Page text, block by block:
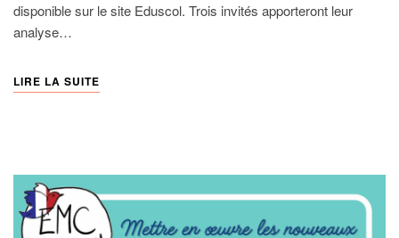
disponible sur le site Eduscol. Trois invités apporteront leur
analyse…
LIRE LA SUITE